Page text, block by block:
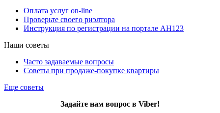
Оплата услуг on-line
Проверьте своего риэлтора
Инструкция по регистрации на портале АН123
Наши советы
Часто задаваемые вопросы
Советы при продаже-покупке квартиры
Еще советы
Задайте нам вопрос в Viber!